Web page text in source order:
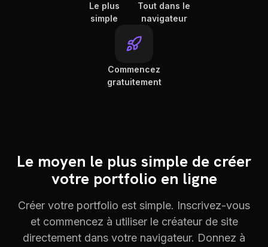
Le plus
simple
Tout dans le
navigateur
Commencez
gratuitement
Le moyen le plus simple de créer
votre portfolio en ligne
Créer votre portfolio est simple. Inscrivez-vous
et commencez à utiliser le créateur de site
directement dans votre navigateur. Donnez à